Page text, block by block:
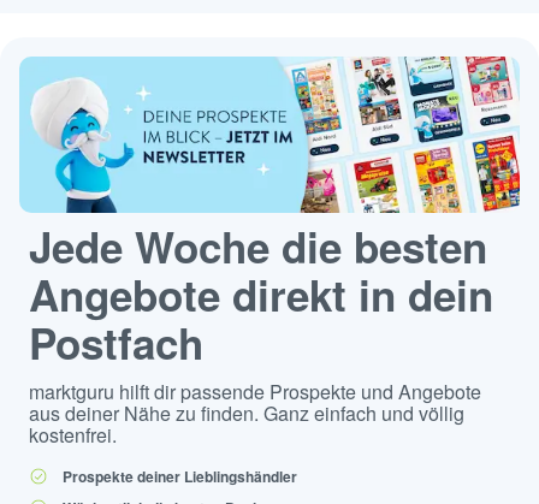
Jede Woche die besten
Angebote direkt in dein
Postfach
marktguru hilft dir passende Prospekte und Angebote
aus deiner Nähe zu finden. Ganz einfach und völlig
kostenfrei.
Prospekte deiner Lieblingshändler